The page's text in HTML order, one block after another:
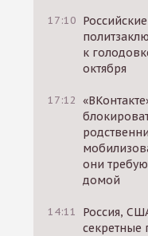
17:10 Российские
к
октября
17:12
они
домой
14:11
Россия,
секретные